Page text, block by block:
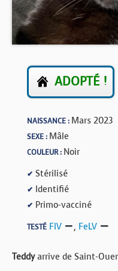
BOUTIQUE
FORUM
ADOPTÉ !
NAISSANCE : Mars 2023
SEXE : Mâle
COULEUR : Noir
✔ Stérilisé
✔ Identifié
✔ Primo-vacciné
TESTÉ FIV , FeLV
Teddyarrive de Saint-